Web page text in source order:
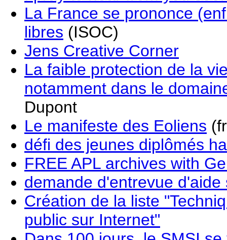
La France se prononce
libres (ISOC)
Jens Creative Corner
La faible protection de la
notamment dans le
Dupont
Le manifeste des Eoliens
défi des jeunes diplômés
FREE APL archives with
demande d'entrevue d'aide
Création de la liste
public sur Internet"